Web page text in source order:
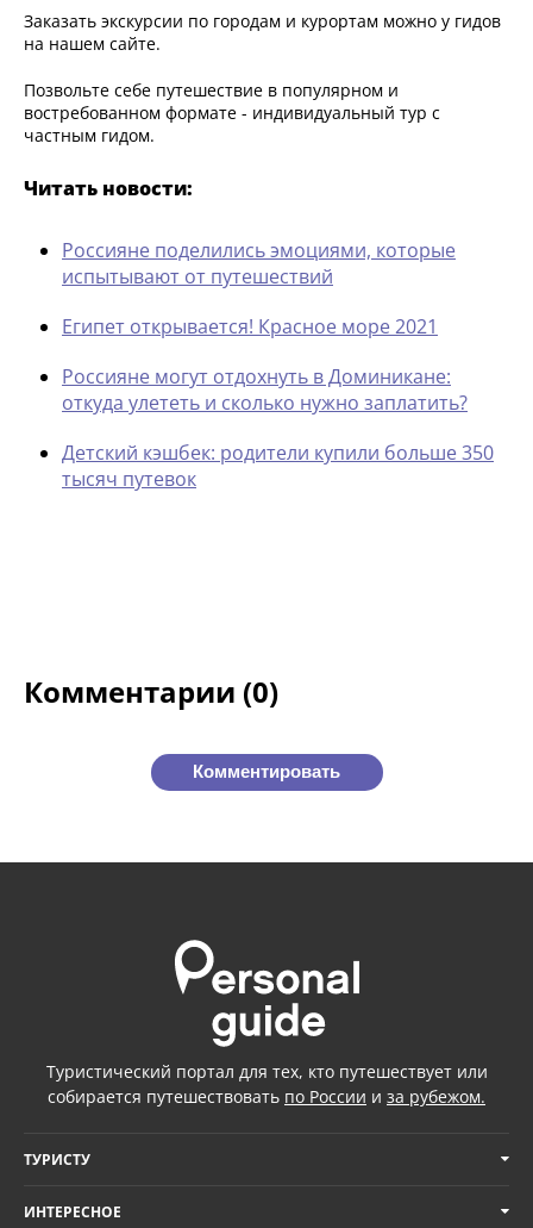
Заказать экскурсии по городам и курортам можно у гидов
на нашем сайте.
Позвольте себе путешествие в популярном и
востребованном формате - индивидуальный тур с
частным гидом.
Читать новости:
Россияне поделились эмоциями, которые
испытывают от путешествий
Египет открывается! Красное море 2021
Россияне могут отдохнуть в Доминикане:
откуда улететь и сколько нужно заплатить?
Детский кэшбек: родители купили больше 350
тысяч путевок
Комментарии (0)
Комментировать
Туристический портал для тех, кто путешествует или
собирается путешествовать по России и за рубежом.
ТУРИСТУ
ИНТЕРЕСНОЕ